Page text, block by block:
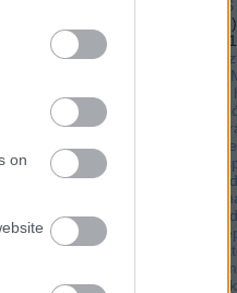
on
)
honvédelmi
Horthy
Innováció az
Jütland
komárom